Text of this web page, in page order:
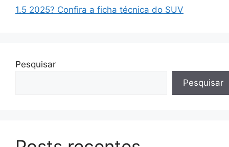
1.5 2025? Confira a ficha técnica do SUV
Pesquisar
Pesquisar